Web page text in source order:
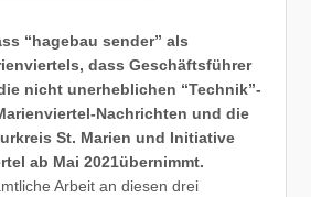
“hagebau sender” als
dass Geschäftsführer
nicht unerheblichen “Technik”-
Nachrichten und die
St. Marien und Initiative
ab Mai 2021übernimmt.
Arbeit an diesen drei